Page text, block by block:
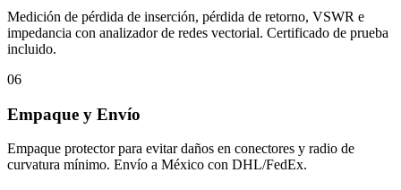
Medición de pérdida de inserción, pérdida de retorno, VSWR e
impedancia con analizador de redes vectorial. Certificado de prueba
incluido.
06
Empaque y Envío
Empaque protector para evitar daños en conectores y radio de
curvatura mínimo. Envío a México con DHL/FedEx.